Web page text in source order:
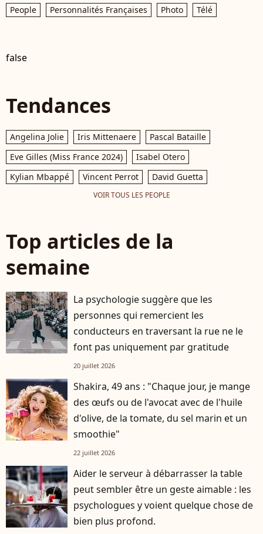
People Personnalités Françaises Photo Télé
false
Tendances
Angelina Jolie Iris Mittenaere
Pascal Bataille
Eve Gilles (Miss France 2024)
Isabel Otero
Kylian Mbappé
Vincent Perrot David Guetta
VOIR TOUS LES PEOPLE
Top articles de la
semaine
La psychologie suggère que les
personnes qui remercient les
conducteurs en traversant la rue ne le
font pas uniquement par gratitude
20 juillet 2026
Shakira, 49 ans : "Chaque jour, je mange
des œufs ou de l'avocat avec de l'huile
d'olive, de la tomate, du sel marin et un
smoothie"
22 juillet 2026
Aider le serveur à débarrasser la table
peut sembler être un geste aimable : les
psychologues y voient quelque chose de
bien plus profond.